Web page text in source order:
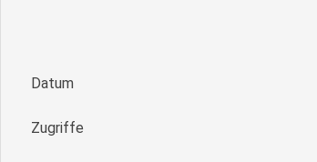
Datum
Zugriffe